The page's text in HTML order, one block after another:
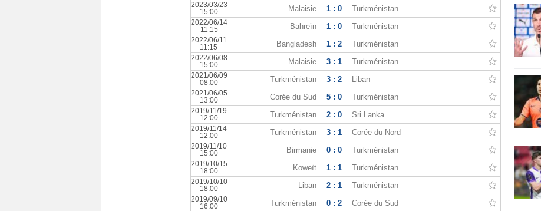
2023/03/23
15:00
Malaisie 1 : 0 Turkménistan
2022/06/14
11:15
Bahreïn 1 : 0 Turkménistan
2022/06/11
11:15
Bangladesh 1 : 2 Turkménistan
2022/06/08
15:00
Malaisie 3 : 1 Turkménistan
2021/06/09
08:00
Turkménistan 3 : 2 Liban
2021/06/05
13:00
Corée du Sud 5 : 0 Turkménistan
2019/11/19
12:00
Turkménistan 2 : 0 Sri Lanka
2019/11/14
12:00
Turkménistan 3 : 1 Corée du Nord
2019/11/10
15:00
Birmanie 0 : 0 Turkménistan
2019/10/15
18:00
Koweït 1 : 1 Turkménistan
2019/10/10
18:00
Liban 2 : 1 Turkménistan
2019/09/10
16:00
Turkménistan 0 : 2 Corée du Sud